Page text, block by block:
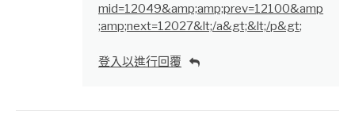
mid=12049&amp;amp;prev=12100&amp
;amp;next=12027&lt;/a&gt;&lt;/p&gt;
登入以進行回覆